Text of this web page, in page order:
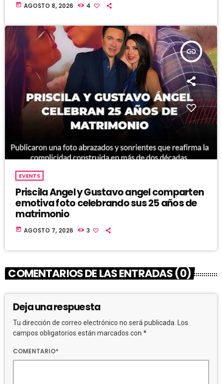
today AGOSTO 8, 2026 4
insert_link
EVENTS
Priscila Angel y Gustavo angel comparten
emotiva foto celebrando sus 25 años de
matrimonio
today AGOSTO 7, 2026 3
COMENTARIOS DE LAS ENTRADAS (0)
Deja una respuesta
Tu dirección de correo electrónico no será publicada. Los
campos obligatorios están marcados con *
COMENTARIO*